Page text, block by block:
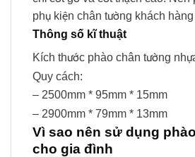
phụ kiện chân tường khách
Thông số kĩ thuật
Kích thước phào chân tường
Quy cách:
– 2500mm * 95mm * 15mm
– 2900mm * 79mm * 13mm
Vì sao nên sử dụng
cho gia đình